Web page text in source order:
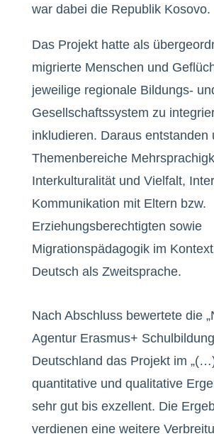
war dabei die Republik Kosovo.
Das Projekt hatte als
migrierte Menschen und
jeweilige regionale Bildungs-
Gesellschaftssystem zu
inkludieren. Daraus entstanden
Themenbereiche
Interkulturalität und Vielfalt,
Kommunikation mit Eltern bzw.
Erziehungsberechtigten sowie
Migrationspädagogik im
Deutsch als Zweitsprache.
Nach Abschluss bewertete die
Agentur Erasmus+
Deutschland das Projekt im
quantitative und qualitative
sehr gut bis exzellent. Die
verdienen eine weitere